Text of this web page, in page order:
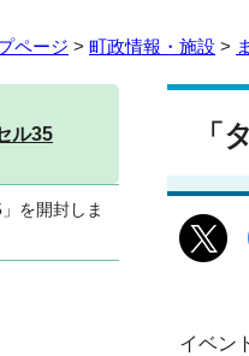
ページ > 町政情報・施設 >
「
イベン
ル35
を開封しま